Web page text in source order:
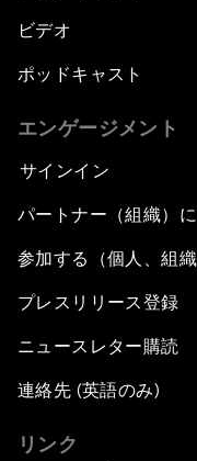
ビデオ
ポッドキャスト
エンゲージメント
サインイン
パートナー（組織）
参加する（個人、組織
プレスリリース登録
ニュースレター購読
連絡先 (英語のみ)
リンク